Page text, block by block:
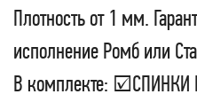
Плотность от 1 мм.
исполнение Ромб или
В комплекте: